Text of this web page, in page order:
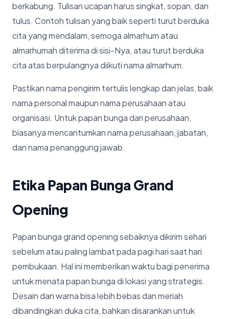
berkabung. Tulisan ucapan harus singkat, sopan, dan
tulus. Contoh tulisan yang baik seperti turut berduka
cita yang mendalam, semoga almarhum atau
almarhumah diterima di sisi-Nya, atau turut berduka
cita atas berpulangnya diikuti nama almarhum.
Pastikan nama pengirim tertulis lengkap dan jelas, baik
nama personal maupun nama perusahaan atau
organisasi. Untuk papan bunga dari perusahaan,
biasanya mencantumkan nama perusahaan, jabatan,
dan nama penanggung jawab.
Etika Papan Bunga Grand
Opening
Papan bunga grand opening sebaiknya dikirim sehari
sebelum atau paling lambat pada pagi hari saat hari
pembukaan. Hal ini memberikan waktu bagi penerima
untuk menata papan bunga di lokasi yang strategis.
Desain dan warna bisa lebih bebas dan meriah
dibandingkan duka cita, bahkan disarankan untuk